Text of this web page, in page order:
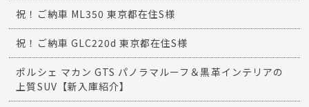
祝！ご納車 ML350 東京都在住S様
祝！ご納車 GLC220d 東京都在住S様
ポルシェ マカン GTS パノラマルーフ＆黒革インテリアの
上質SUV【新入庫紹介】